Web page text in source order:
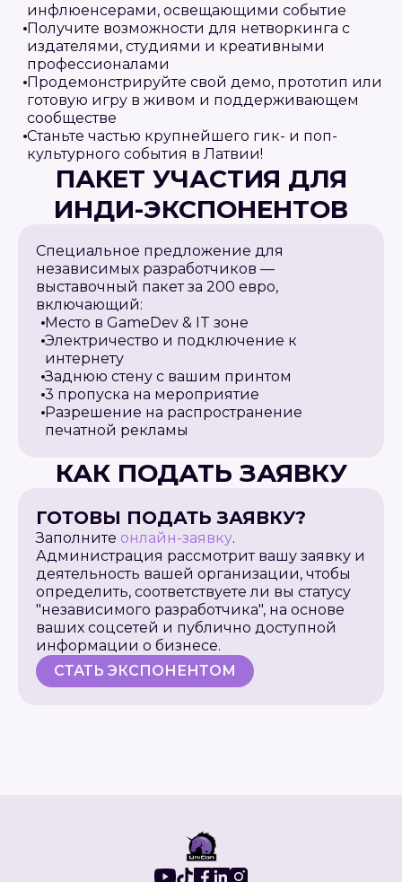
инфлюенсерами, освещающими событие
Получите возможности для нетворкинга с
издателями, студиями и креативными
профессионалами
Продемонстрируйте свой демо, прототип или
готовую игру в живом и поддерживающем
сообществе
Станьте частью крупнейшего гик- и поп-
культурного события в Латвии!
ПАКЕТ УЧАСТИЯ ДЛЯ
ИНДИ-ЭКСПОНЕНТОВ
Специальное предложение для
независимых разработчиков —
выставочный пакет за 200 евро,
включающий:
Место в GameDev & IT зоне
Электричество и подключение к
интернету
Заднюю стену с вашим принтом
3 пропуска на мероприятие
Разрешение на распространение
печатной рекламы
КАК ПОДАТЬ ЗАЯВКУ
ГОТОВЫ ПОДАТЬ ЗАЯВКУ?
Заполните онлайн-заявку.
Администрация рассмотрит вашу заявку и
деятельность вашей организации, чтобы
определить, соответствуете ли вы статусу
"независимого разработчика", на основе
ваших соцсетей и публично доступной
информации о бизнесе.
СТАТЬ ЭКСПОНЕНТОМ